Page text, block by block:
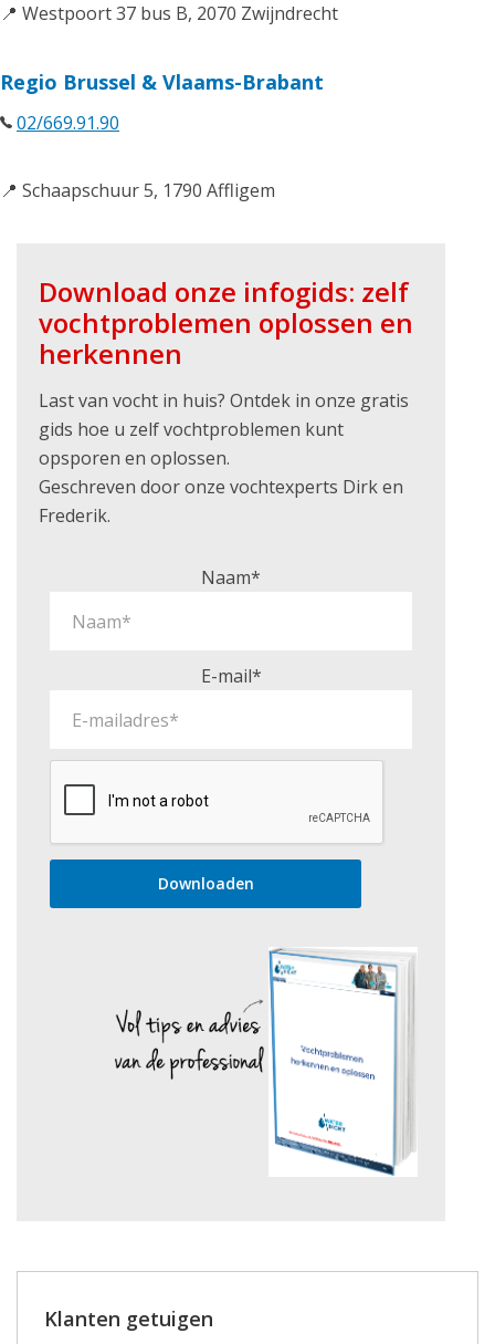
📍 Westpoort 37 bus B, 2070 Zwijndrecht
Regio Brussel & Vlaams-Brabant
02/669.91.90
📍 Schaapschuur 5, 1790 Affligem
Download onze infogids: zelf
vochtproblemen oplossen en
herkennen
Last van vocht in huis? Ontdek in onze gratis
gids hoe u zelf vochtproblemen kunt
opsporen en oplossen.
Geschreven door onze vochtexperts Dirk en
Frederik.
Naam*
E-mail*
Klanten getuigen